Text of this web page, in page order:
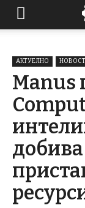
АКТУЕЛНО
Manus